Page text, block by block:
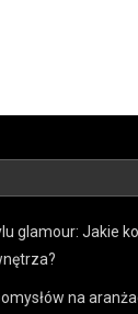
glamour: Jakie
na